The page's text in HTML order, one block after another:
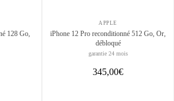
128 Go,
APPLE
iPhone 12 Pro reconditionné 512 Go, Or,
débloqué
garantie 24 mois
345,00€